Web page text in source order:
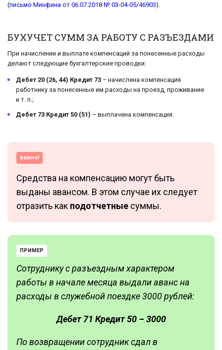
(письмо Минфина от 06.07.2018 № 03-04-05/46903).
БУХУЧЕТ СУММ ЗА РАБОТУ С РАЗЪЕЗДАМИ
При начислении и выплате компенсаций за понесенные расходы
делают следующие бухгалтерские проводки:
Дебет 20 (26, 44) Кредит 73 – начислена компенсация
работнику за понесенные им расходы на проезд, проживание
и т. п.;
Дебет 73 Кредит 50 (51) – выплачена компенсация.
важно!
Средства на компенсацию могут быть
выданы авансом. В этом случае их следует
отразить как подотчетные суммы.
ПРИМЕР
Сотруднику с разъездным характером
работы в начале месяца выдали аванс на
расходы в служебной поездке 3000 рублей:
Дебет 71 Кредит 50 – 3000
По возвращении сотрудник сдал в